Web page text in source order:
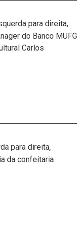
para direita,
do Banco MUFG
Carlos
para direita,
da confeitaria